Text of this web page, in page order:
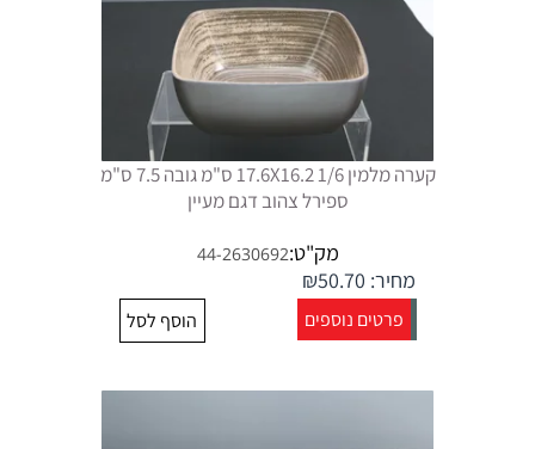
קערה מלמין 1/6 17.6X16.2 ס"מ גובה 7.5 ס"מ
ספירל צהוב דגם מעיין
מק"ט:44-2630692
מחיר: ₪50.70
פרטים נוספים הוסף לסל